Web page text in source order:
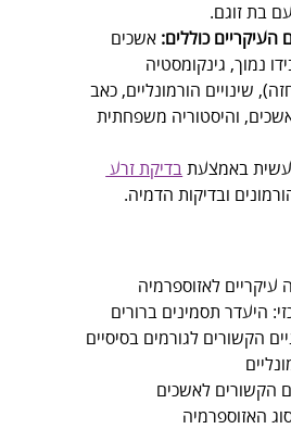
בת זוגם.
כוללים: אשכים
נמוך, גינקומסטיה
שינויים הורמונליים, כאב
והיסטוריה משפחתית
באמצעת בדיקת זרע
ובדיקות הדמיה.
היעדר תסמינים ברורים
הקשורים לגורמים בסיסיים
הקשורים לאשכים
האזוספרמיה